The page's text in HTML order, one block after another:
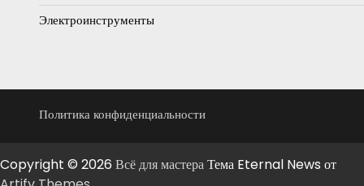
Электроинструменты
Политика конфиденциальности
Copyright © 2026 Всё для мастераТема Eternal News от